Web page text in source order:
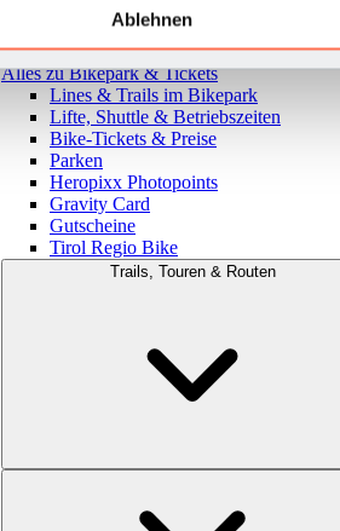
Ablehnen
Zurück
Alles zu Bikepark & Tickets
Lines & Trails im Bikepark
Lifte, Shuttle & Betriebszeiten
Bike-Tickets & Preise
Parken
Heropixx Photopoints
Gravity Card
Gutscheine
Tirol Regio Bike
Trails, Touren & Routen